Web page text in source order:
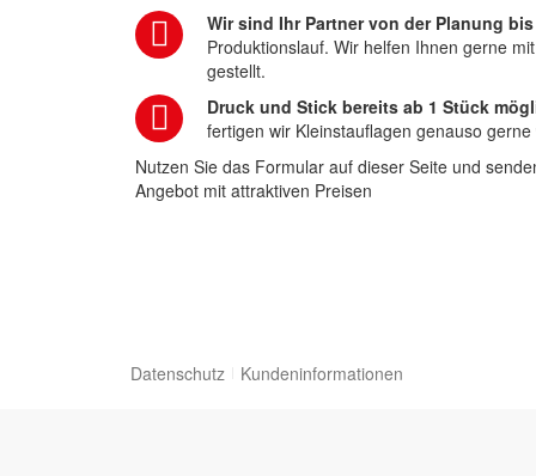
Wir sind Ihr Partner von der Planung
Produktionslauf. Wir helfen Ihnen gerne
gestellt.
Druck und Stick bereits ab 1 Stück
fertigen wir Kleinstauflagen genauso
Nutzen Sie das Formular auf dieser Seite und
Angebot mit attraktiven Preisen
Datenschutz Kundeninformationen